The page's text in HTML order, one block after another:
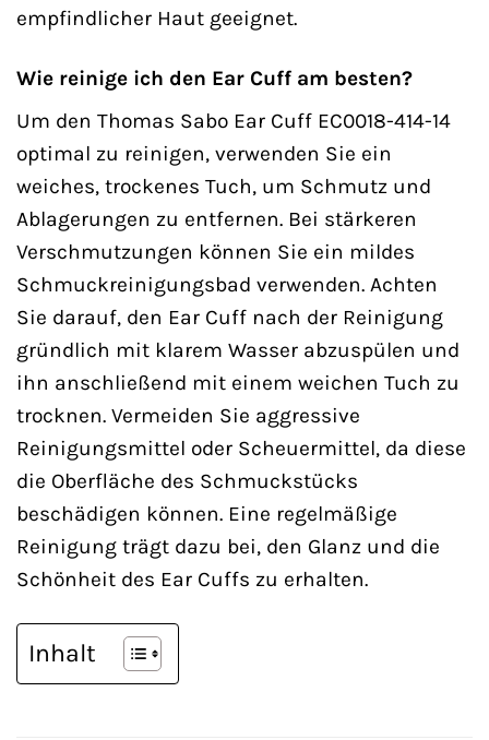
empfindlicher Haut geeignet.
Wie reinige ich den Ear Cuff am besten?
Um den Thomas Sabo Ear Cuff EC0018-414-14
optimal zu reinigen, verwenden Sie ein
weiches, trockenes Tuch, um Schmutz und
Ablagerungen zu entfernen. Bei stärkeren
Verschmutzungen können Sie ein mildes
Schmuckreinigungsbad verwenden. Achten
Sie darauf, den Ear Cuff nach der Reinigung
gründlich mit klarem Wasser abzuspülen und
ihn anschließend mit einem weichen Tuch zu
trocknen. Vermeiden Sie aggressive
Reinigungsmittel oder Scheuermittel, da diese
die Oberfläche des Schmuckstücks
beschädigen können. Eine regelmäßige
Reinigung trägt dazu bei, den Glanz und die
Schönheit des Ear Cuffs zu erhalten.
Inhalt